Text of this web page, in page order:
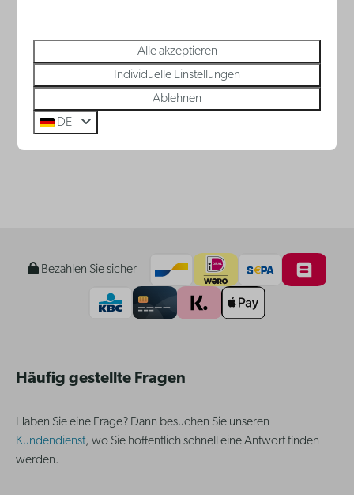
Website
Bezahlen Sie sicher
Häufig gestellte Fragen
Haben Sie eine Frage? Dann besuchen Sie unseren
Kundendienst, wo Sie hoffentlich schnell eine Antwort finden
werden.
Alle akzeptieren
Individuelle Einstellungen
Ablehnen
DE